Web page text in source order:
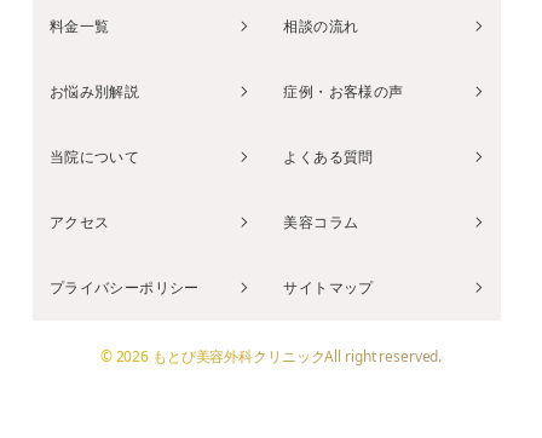
料金一覧 相談の流れ
お悩み別解説 症例・お客様の声
当院について よくある質問
アクセス 美容コラム
プライバシーポリシー サイトマップ
© 2026 もとび美容外科クリニックAll right reserved.